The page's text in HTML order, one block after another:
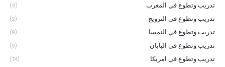
تدريب وتطوع في المغرب (6)
تدريب وتطوع في النرويج (2)
تدريب وتطوع في النمسا (9)
تدريب وتطوع في اليابان (9)
تدريب وتطوع في امريكا (74)